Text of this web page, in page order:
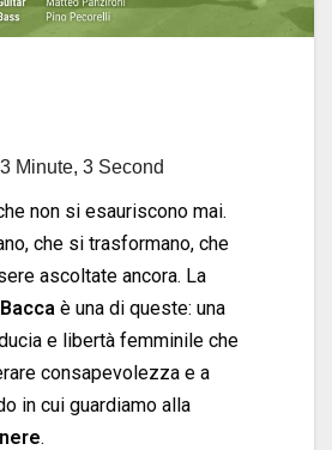
3 Minute, 3 Second
non si esauriscono mai.
che si trasformano, che
ascoltate ancora. La
è una di queste: una
e libertà femminile che
consapevolezza e a
in cui guardiamo alla
.